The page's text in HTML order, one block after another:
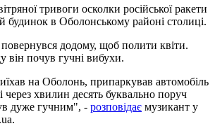
тривоги осколки російської ракети
будинок в Оболонському районі столиці.
додому, щоб полити квіти.
він почув гучні вибухи.
на Оболонь, припаркував автомобіль
через хвилин десять буквально поруч
дуже гучним", - розповідає музикант у